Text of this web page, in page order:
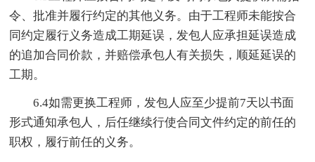
令、批准并履行约定的其他义务。由于工程师未能按合
同约定履行义务造成工期延误，发包人应承担延误造成
的追加合同价款，并赔偿承包人有关损失，顺延延误的
工期。
6.4如需更换工程师，发包人应至少提前7天以书面
形式通知承包人，后任继续行使合同文件约定的前任的
职权，履行前任的义务。